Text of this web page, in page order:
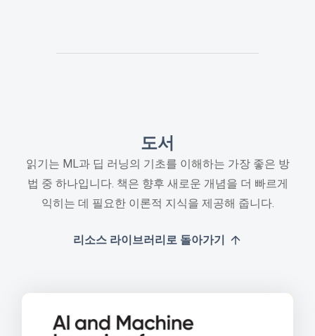
도서
읽기는 ML과 딥 러닝의 기초를 이해하는 가장 좋은 방
법 중 하나입니다. 책은 향후 새로운 개념을 더 빠르게
익히는 데 필요한 이론적 지식을 제공해 줍니다.
리소스 라이브러리로 돌아가기